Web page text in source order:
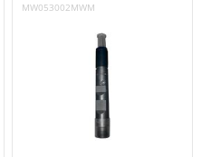
MW053002MWM